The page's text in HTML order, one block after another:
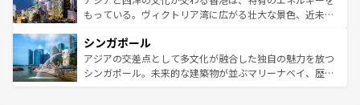
が旅行者を迎えてくれるので、きっと忘れられない旅にな
参照してほしい。
いビーチでリゾート気分を楽しむことができる。タイ料理
激する。気候は一年中温暖で、どの季節にも異なる楽しみ
が待っている。親しみやすいタイの人々、仏教を中心とし
た文化、そして多様な観光資源が、訪れる旅人を魅了し続
もっている。ヴィクトリア湾に広がる壮大な景色、近未来
み、どこを訪れても感動するはず。観光スポットが密集し
ており、効率よく見どころを回れるのも魅力。息をのむよ
うな絶景から文化的な体験まで、香港を存分に楽しみ尽く
シンガポール
アジアの交差点として多文化が融合した独自の魅力を放つ
シンガポール。未来的な建築物が並ぶマリーナベイ、歴史